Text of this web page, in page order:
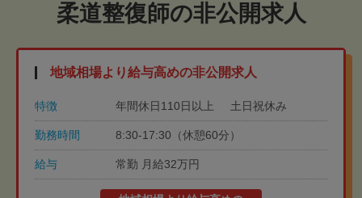
柔道整復師の非公開求人
地域相場より給与高めの非公開求人
特徴 年間休日110日以上 土日祝休み
勤務時間 8:30-17:30（休憩60分）
給与 常勤 月給32万円